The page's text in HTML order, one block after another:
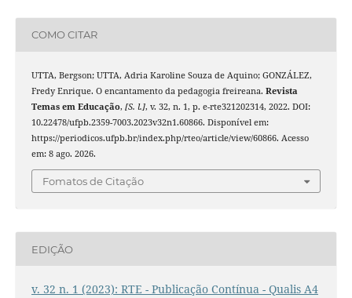
COMO CITAR
UTTA, Bergson; UTTA, Adria Karoline Souza de Aquino; GONZÁLEZ,
Fredy Enrique. O encantamento da pedagogia freireana. Revista
Temas em Educação, [S. l.], v. 32, n. 1, p. e-rte321202314, 2022. DOI:
10.22478/ufpb.2359-7003.2023v32n1.60866. Disponível em:
https://periodicos.ufpb.br/index.php/rteo/article/view/60866. Acesso
em: 8 ago. 2026.
Fomatos de Citação
EDIÇÃO
v. 32 n. 1 (2023): RTE - Publicação Contínua - Qualis A4